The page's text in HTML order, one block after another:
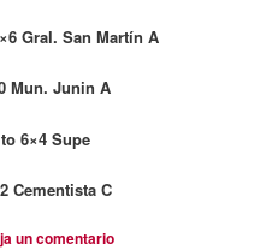
Gral. San Martín A
Mun. Junin A
6×4 Supe
Cementista C
un comentario